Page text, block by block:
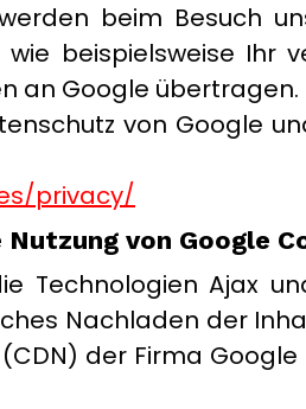
beim Besuch
beispielsweise Ihr
an Google übertragen.
von Google
privacy/
von Google
Technologien Ajax
Nachladen der
der Firma Google